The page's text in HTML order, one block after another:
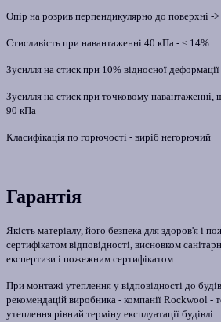
Опір на розрив перпендикулярно до поверхні -
Стисливість при навантаженні 40 кПа - ≤ 14%
Зусилля на стиск при 10% відносної
Зусилля на стиск при точковому
90 кПа
Класифікація по горючості - виріб негорючий
Гарантія
Якість матеріалу, його безпека для здоров'я і
сертифікатом відповідності, висновком
експертизи і пожежним сертифікатом.
При монтажі утеплення у відповідності до
рекомендацій виробника - компанії Rockwool -
утеплення рівний терміну експлуатації будівлі